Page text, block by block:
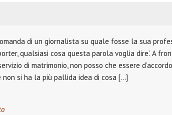
di un giornalista su quale fosse la sua
qualsiasi cosa questa parola voglia dire’. A
di matrimonio, non posso che essere
non si ha la più pallida idea di cosa […]